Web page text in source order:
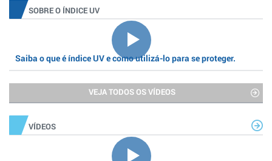
SOBRE O ÍNDICE UV
Saiba o que é índice UV e como utilizá-lo para se proteger.
VEJA TODOS OS VÍDEOS
VÍDEOS